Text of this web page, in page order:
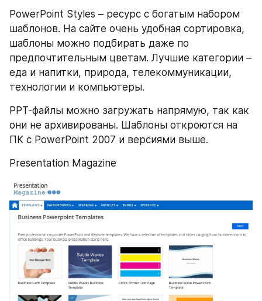
PowerPoint Styles – ресурс с богатым набором
шаблонов. На сайте очень удобная сортировка,
шаблоны можно подбирать даже по
предпочтительным цветам. Лучшие категории –
еда и напитки, природа, телекоммуникации,
технологии и компьютеры.
PPT-файлы можно загружать напрямую, так как
они не архивированы. Шаблоны откроются на
ПК с PowerPoint 2007 и версиями выше.
Presentation Magazine